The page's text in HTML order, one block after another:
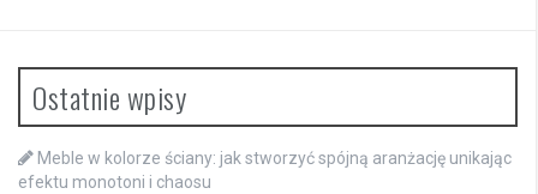
Ostatnie wpisy
Meble w kolorze ściany: jak stworzyć spójną aranżację unikając
efektu monotoni i chaosu